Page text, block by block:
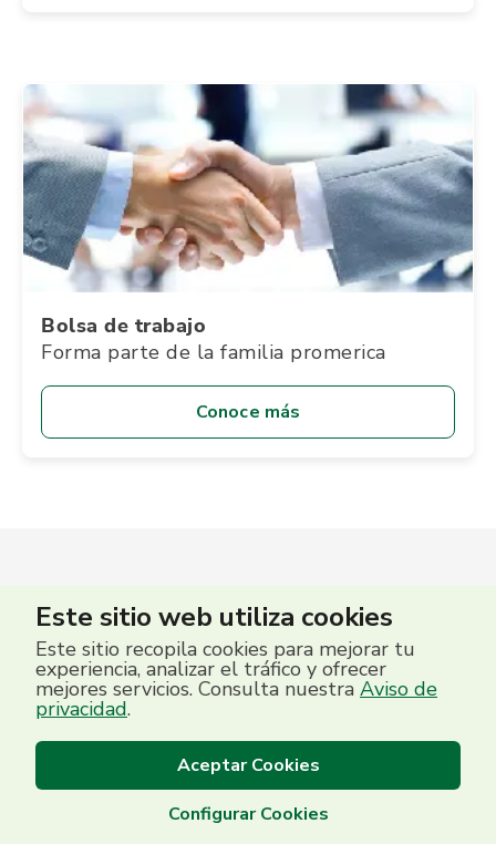
Bolsa de trabajo
Forma parte de la familia promerica
Conoce más
Este sitio web utiliza cookies
Este sitio recopila cookies para mejorar tu
experiencia, analizar el tráfico y ofrecer
mejores servicios. Consulta nuestra Aviso de
privacidad.
Aceptar Cookies
Configurar Cookies